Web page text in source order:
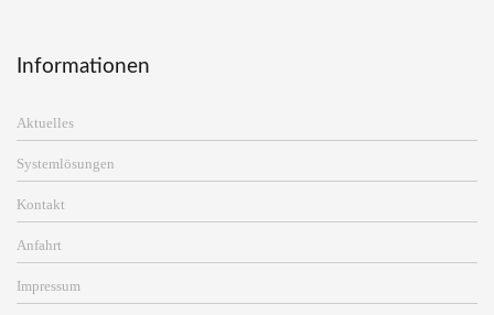
Informationen
Aktuelles
Systemlösungen
Kontakt
Anfahrt
Impressum